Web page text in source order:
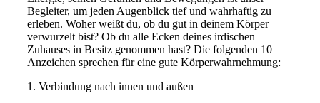
Begleiter, um jeden Augenblick tief und wahrhaftig zu
erleben. Woher weißt du, ob du gut in deinem Körper
verwurzelt bist? Ob du alle Ecken deines irdischen
Zuhauses in Besitz genommen hast? Die folgenden 10
Anzeichen sprechen für eine gute Körperwahrnehmung:
1. Verbindung nach innen und außen